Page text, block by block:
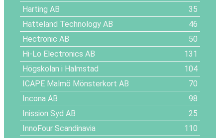
Harting AB
35
Hatteland Technology AB
46
Hectronic AB
50
Hi-Lo Electronics AB
131
Högskolan i Halmstad
104
ICAPE Malmö Mönsterkort AB
70
Incona AB
98
Inission Syd AB
25
InnoFour Scandinavia
110